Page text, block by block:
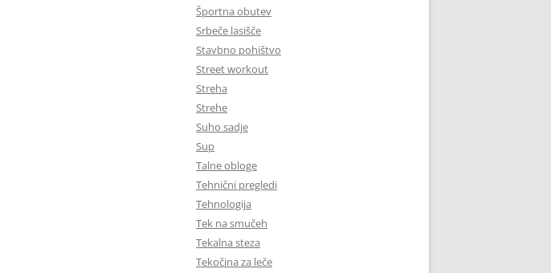
Športna obutev
Srbeče lasišče
Stavbno pohištvo
Street workout
Streha
Strehe
Suho sadje
Sup
Talne obloge
Tehnični pregledi
Tehnologija
Tek na smučeh
Tekalna steza
Tekočina za leče